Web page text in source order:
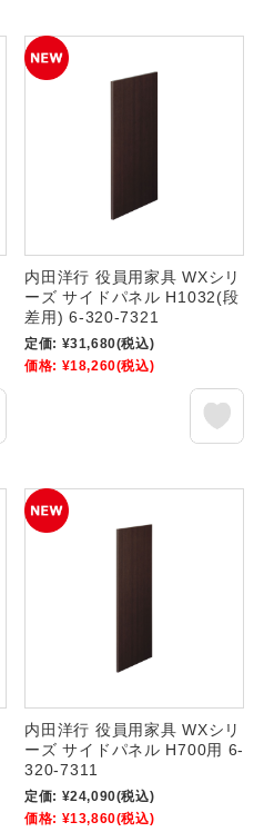
内田洋行 役員用家具 WXシリ
ーズ サイドパネル H1032(段
差用) 6-320-7321
定価: ¥31,680(税込)
価格: ¥18,260(税込)
内田洋行 役員用家具 WXシリ
ーズ サイドパネル H700用 6-
320-7311
定価: ¥24,090(税込)
価格: ¥13,860(税込)